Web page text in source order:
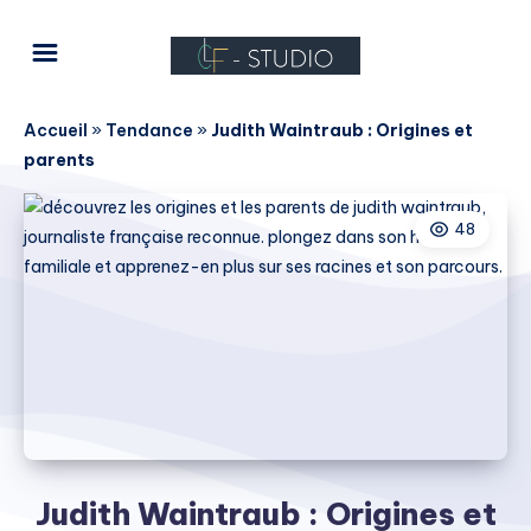
Accueil » Tendance » Judith Waintraub : Origines et
parents
48
Judith Waintraub : Origines et